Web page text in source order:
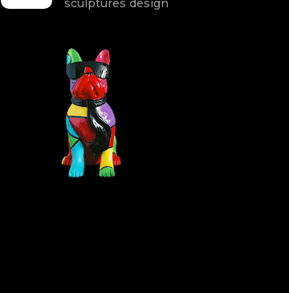
sculptures design